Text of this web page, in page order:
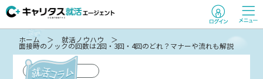
ホーム 就活ノウハウ
面接時のノックの回数は2回・3回・4回のどれ？マナーや流れも解説
コラム